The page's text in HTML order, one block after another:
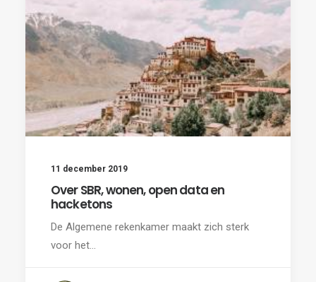
11 december 2019
Over SBR, wonen, open data en
hacketons
De Algemene rekenkamer maakt zich sterk
voor het…